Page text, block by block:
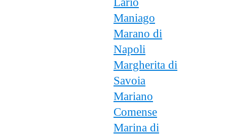
Maniago
Marano di
Napoli
Margherita di
Savoia
Mariano
Comense
Marina di